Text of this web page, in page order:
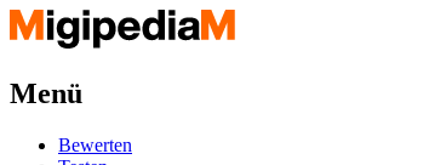
Menü
Bewerten